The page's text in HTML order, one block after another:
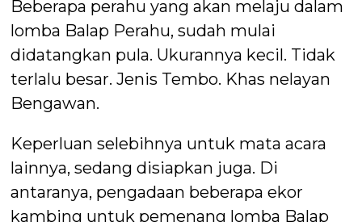
Beberapa perahu yang akan melaju dalam
lomba Balap Perahu, sudah mulai
didatangkan pula. Ukurannya kecil. Tidak
terlalu besar. Jenis Tembo. Khas nelayan
Bengawan.
Keperluan selebihnya untuk mata acara
lainnya, sedang disiapkan juga. Di
antaranya, pengadaan beberapa ekor
kambing untuk pemenang lomba Balap